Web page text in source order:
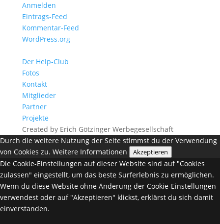
Anmelden
Eintrags-Feed
Kommentar-Feed
WordPress.org
Der Help-Club
Fotos
Kontakt
Mitglieder
Partner
Projekte
Created by Erich Götzinger Werbegesellschaft
Durch die weitere Nutzung der Seite stimmst du der Verwendung
von Cookies zu. Weitere Informationen Akzeptieren
Die Cookie-Einstellungen auf dieser Website sind auf "Cookies
zulassen" eingestellt, um das beste Surferlebnis zu ermöglichen.
Wenn du diese Website ohne Änderung der Cookie-Einstellungen
verwendest oder auf "Akzeptieren" klickst, erklärst du sich damit
einverstanden.